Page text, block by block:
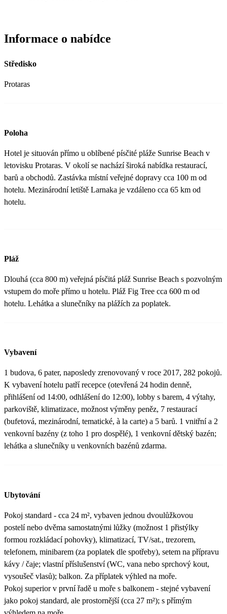
Informace o nabídce
Středisko
Protaras
Poloha
Hotel je situován přímo u oblíbené písčité pláže Sunrise Beach v
letovisku Protaras. V okolí se nachází široká nabídka restaurací,
barů a obchodů. Zastávka místní veřejné dopravy cca 100 m od
hotelu. Mezinárodní letiště Larnaka je vzdáleno cca 65 km od
hotelu.
Pláž
Dlouhá (cca 800 m) veřejná písčitá pláž Sunrise Beach s pozvolným
vstupem do moře přímo u hotelu. Pláž Fig Tree cca 600 m od
hotelu. Lehátka a slunečníky na plážích za poplatek.
Vybavení
1 budova, 6 pater, naposledy zrenovovaný v roce 2017, 282 pokojů.
K vybavení hotelu patří recepce (otevřená 24 hodin denně,
přihlášení od 14:00, odhlášení do 12:00), lobby s barem, 4 výtahy,
parkoviště, klimatizace, možnost výměny peněz, 7 restaurací
(bufetová, mezinárodní, tematické, à la carte) a 5 barů. 1 vnitřní a 2
venkovní bazény (z toho 1 pro dospělé), 1 venkovní dětský bazén;
lehátka a slunečníky u venkovních bazénů zdarma.
Ubytování
Pokoj standard - cca 24 m², vybaven jednou dvoulůžkovou
postelí nebo dvěma samostatnými lůžky (možnost 1 přistýlky
formou rozkládací pohovky), klimatizací, TV/sat., trezorem,
telefonem, minibarem (za poplatek dle spotřeby), setem na přípravu
kávy / čaje; vlastní příslušenství (WC, vana nebo sprchový kout,
vysoušeč vlasů); balkon. Za příplatek výhled na moře.
Pokoj superior v první řadě u moře s balkonem - stejné vybavení
jako pokoj standard, ale prostornější (cca 27 m²); s přímým